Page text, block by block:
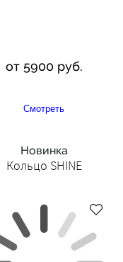
от 5900 руб.
Смотреть
Новинка
Кольцо SHINE